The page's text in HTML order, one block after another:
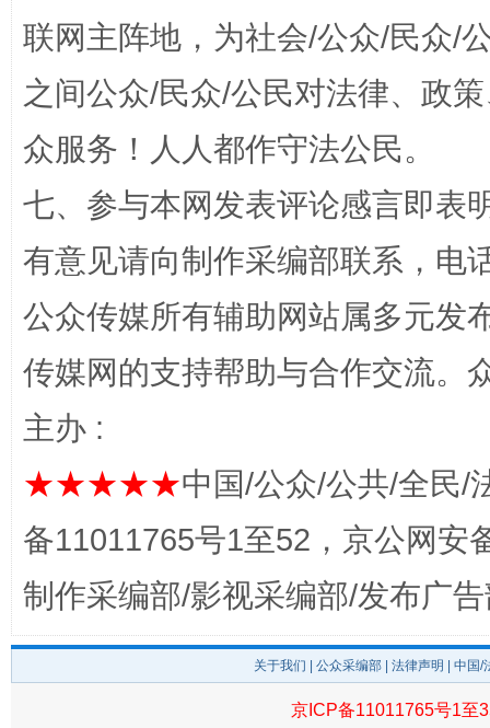
“蜀中异人”王建安的艺术幻境
联网主阵地，为社会/公众/民众/
之间公众/民众/公民对法律、政
众服务！人人都作守法公民。
七、参与本网发表评论感言即表
有意见请向制作采编部联系，电
公众传媒所有辅助网站属多元发
传媒网的支持帮助与合作交流。
主办 :
★★★★★中国/公众/公共/全民/
备11011765号1至52，京公网安
制作采编部/影视采编部/发布广
关于我们 公众采编部 法律声明 | 中国
京ICP备11011765号1至